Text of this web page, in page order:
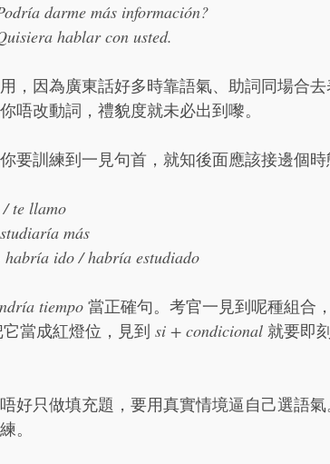
darme más información?
hablar con usted.
，因為廣東話好多時靠語氣、助詞同場合
唔改動詞，禮貌度就未必出到嚟。
要訓練到一見句首，就知後面應該接邊個時
te llamo
más
habría ido / habría estudiado
tiempo 當正確句。考官一見到呢種組合
當成紅燈位，見到 si + condicional 就要即
好只做填充題，要用真實情境逼自己選語氣
。